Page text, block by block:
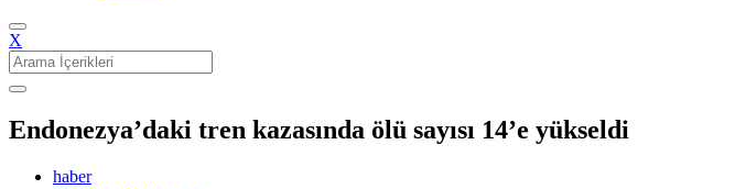
X
Search
for:
Endonezya’daki tren kazasında ölü sayısı 14’e yükseldi
haber